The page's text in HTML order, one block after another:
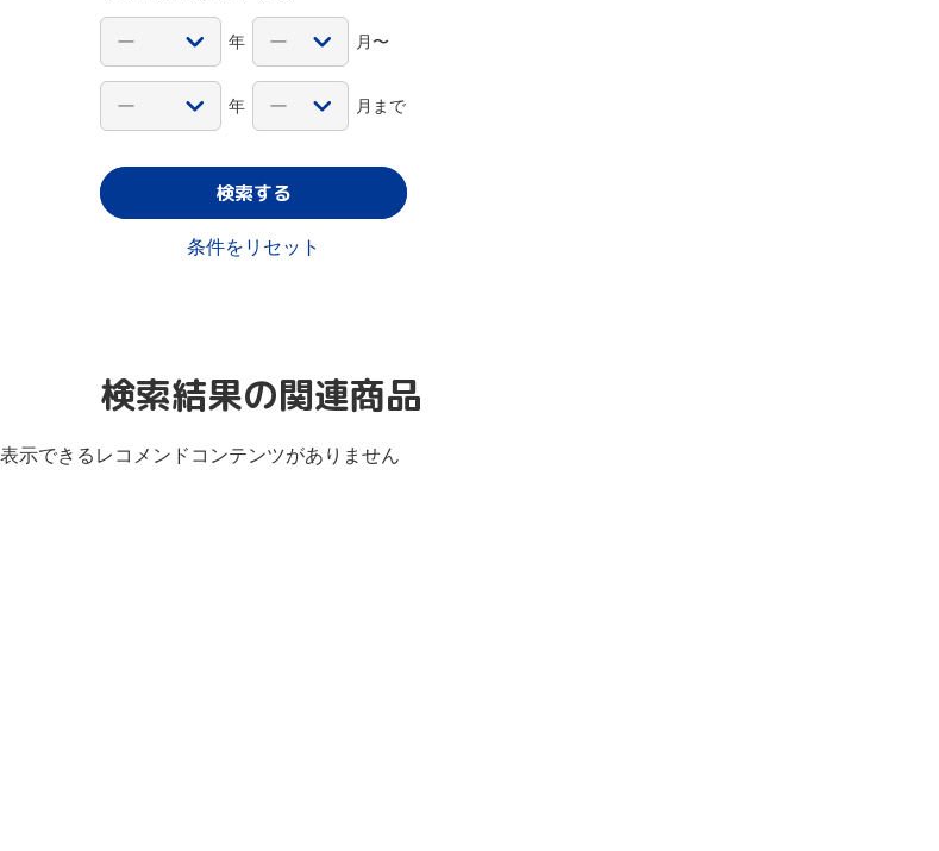
年 月〜
年 月まで
検索する
条件をリセット
検索結果の関連商品
表示できるレコメンドコンテンツがありません